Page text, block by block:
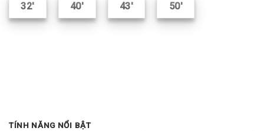
32′ 40′ 43′ 50′
TÍNH NĂNG NỔI BẬT